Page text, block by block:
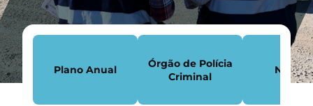
Plano Anual
Órgão de Polícia
Criminal